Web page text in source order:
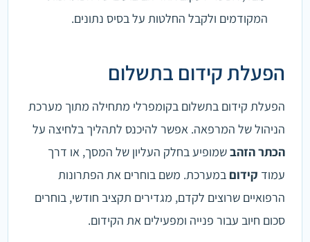
המקודמים ולקבל החלטות על בסיס נתונים.
הפעלת קידום בתשלום
הפעלת קידום בתשלום בקומפרלי מתחילה מתוך מערכת
הניהול של המרפאה. אפשר להיכנס לתהליך בלחיצה על
הכתר הזהבשמופיע בחלק העליון של המסך, או דרך
עמוד קידום במערכת. משם בוחרים את הפתרונות
הרפואיים שרוצים לקדם, מגדירים תקציב חודשי, בוחרים
סכום חיוב עבור פנייה ומפעילים את הקידום.